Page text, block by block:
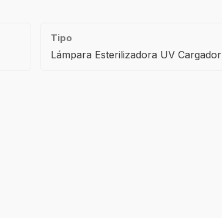
Tipo
Lámpara Esterilizadora UV Cargador